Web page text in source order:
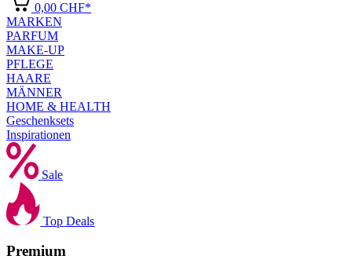
0,00 CHF*
MARKEN
PARFUM
MAKE-UP
PFLEGE
HAARE
MÄNNER
HOME & HEALTH
Geschenksets
Inspirationen
Sale
Top Deals
Premium